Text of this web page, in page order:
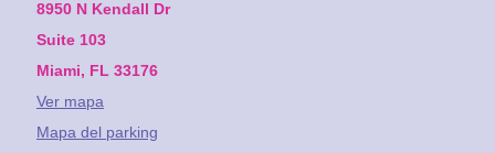
8950 N Kendall Dr
Suite 103
Miami, FL 33176
Ver mapa
Mapa del parking